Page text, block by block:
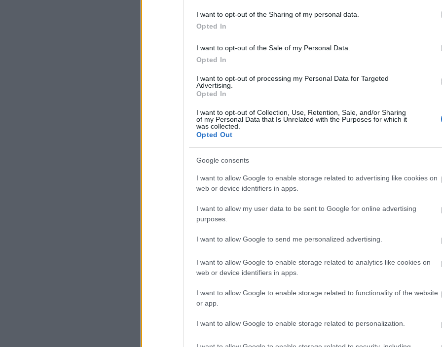
I want to opt-out of the Sharing of my personal data.
Opted In
I want to opt-out of the Sale of my Personal Data.
Opted In
I want to opt-out of processing my Personal Data for Targeted
Advertising.
Opted In
I want to opt-out of Collection, Use, Retention, Sale, and/or Sharing
of my Personal Data that Is Unrelated with the Purposes for which it
was collected.
Opted Out
Google consents
I want to allow Google to enable storage related to advertising like cookies on
web or device identifiers in apps.
I want to allow my user data to be sent to Google for online advertising
purposes.
I want to allow Google to send me personalized advertising.
I want to allow Google to enable storage related to analytics like cookies on
web or device identifiers in apps.
I want to allow Google to enable storage related to functionality of the website
or app.
I want to allow Google to enable storage related to personalization.